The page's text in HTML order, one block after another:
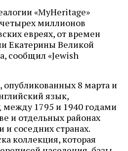
«MyHeritage»
миллионов
евреях, от времен
Екатерины Великой
сообщил «Jewish
8 марта и
язык,
между 1795 и 1940 годами
и отдельных районах
соседних странах.
коллекция, которая